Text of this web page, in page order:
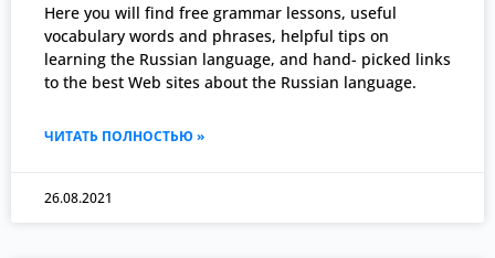
Here you will find free grammar lessons, useful
vocabulary words and phrases, helpful tips on
learning the Russian language, and hand- picked links
to the best Web sites about the Russian language.
ЧИТАТЬ ПОЛНОСТЬЮ »
26.08.2021